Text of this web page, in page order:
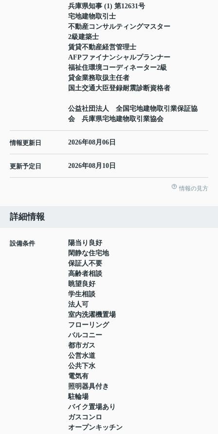
兵庫県知事 (1) 第12631号
宅地建物取引士
不動産コンサルティングマスター
2級建築士
賃貸不動産経営管理士
AFPファイナンシャルプランナー
福祉住環境コーディネーター2級
貸金業務取扱主任者
国土交通大臣登録耐震診断資格者
公益社団法人 全国宅地建物取引業保証協
会 兵庫県宅地建物取引業協会
情報更新日 2026年08月06日
更新予定日 2026年08月10日
情報の見方
詳細情報
設備条件
陽当り良好
閑静な住宅地
保証人不要
高齢者相談
眺望良好
学生相談
法人可
室内洗濯機置場
フローリング
バルコニー
都市ガス
公営水道
公共下水
電気有
照明器具付き
駐輪場
バイク置場あり
ガスコンロ
オープンキッチン